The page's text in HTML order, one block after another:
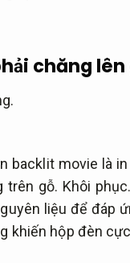
chăng lên
backlit movie là
trên gỗ. Khôi phục.
liệu để đáp
khiến hộp đèn